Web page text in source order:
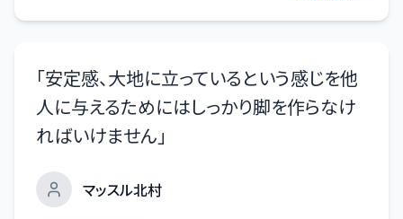
「安定感、大地に立っているという感じを他
人に与えるためにはしっかり脚を作らなけ
ればいけません 」
マッスル北村